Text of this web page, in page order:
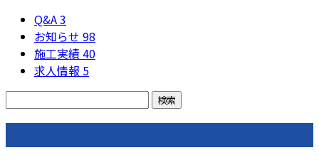
Q&A3
お知らせ 98
施工実績40
求人情報 5